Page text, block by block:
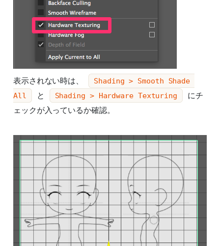
表示されない時は、
Shading > Smooth Shade
All
と Shading > Hardware Texturing
にチ
ェックが入っているか確認。